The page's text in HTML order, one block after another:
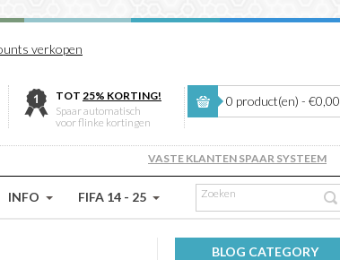
verkopen
TOT 25% KORTING!
Spaar automatisch
voor flinke kortingen
0 product(en) - €0,00
VASTE KLANTEN SPAAR SYSTEEM
INFO FIFA 14 - 25
BLOG CATEGORY